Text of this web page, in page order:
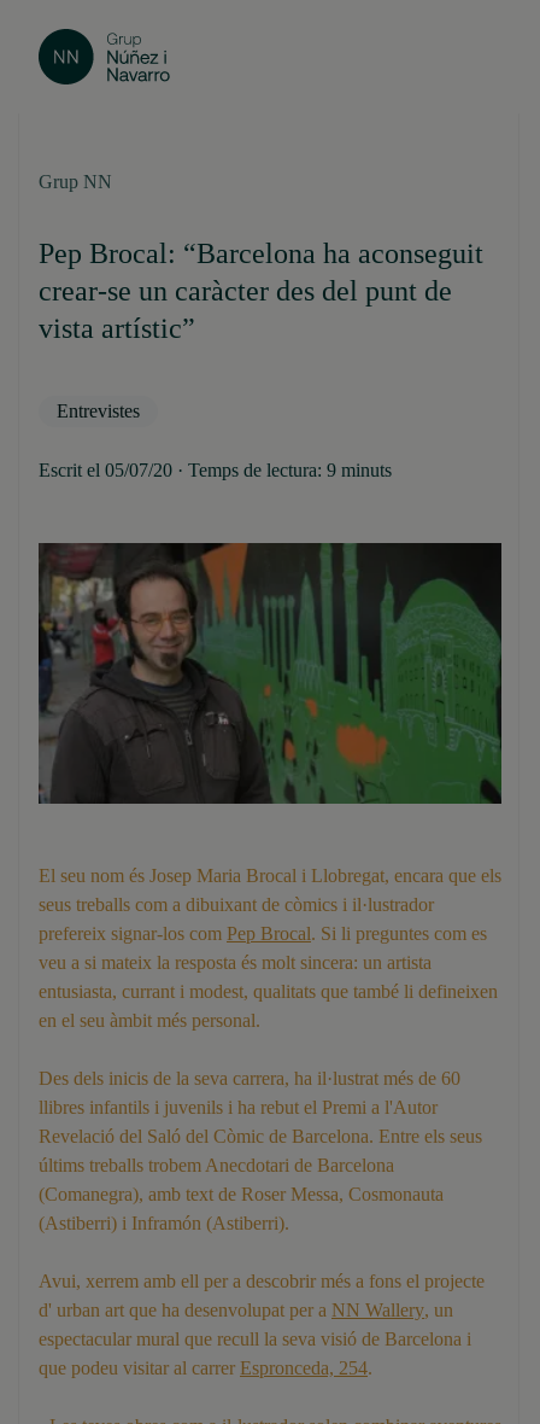
Grup NN
Pep Brocal: “Barcelona ha aconseguit
crear-se un caràcter des del punt de
vista artístic”
Entrevistes
Escrit el 05/07/20 · Temps de lectura: 9 minuts
El seu nom és Josep Maria Brocal i Llobregat, encara que els
seus treballs com a dibuixant de còmics i il·lustrador
prefereix signar-los com Pep Brocal. Si li preguntes com es
veu a si mateix la resposta és molt sincera: un artista
entusiasta, currant i modest, qualitats que també li defineixen
en el seu àmbit més personal.
Des dels inicis de la seva carrera, ha il·lustrat més de 60
llibres infantils i juvenils i ha rebut el Premi a l'Autor
Revelació del Saló del Còmic de Barcelona. Entre els seus
últims treballs trobem Anecdotari de Barcelona
(Comanegra), amb text de Roser Messa, Cosmonauta
(Astiberri) i Inframón (Astiberri).
Avui, xerrem amb ell per a descobrir més a fons el projecte
d' urban art que ha desenvolupat per a NN Wallery, un
espectacular mural que recull la seva visió de Barcelona i
que podeu visitar al carrer Espronceda, 254.